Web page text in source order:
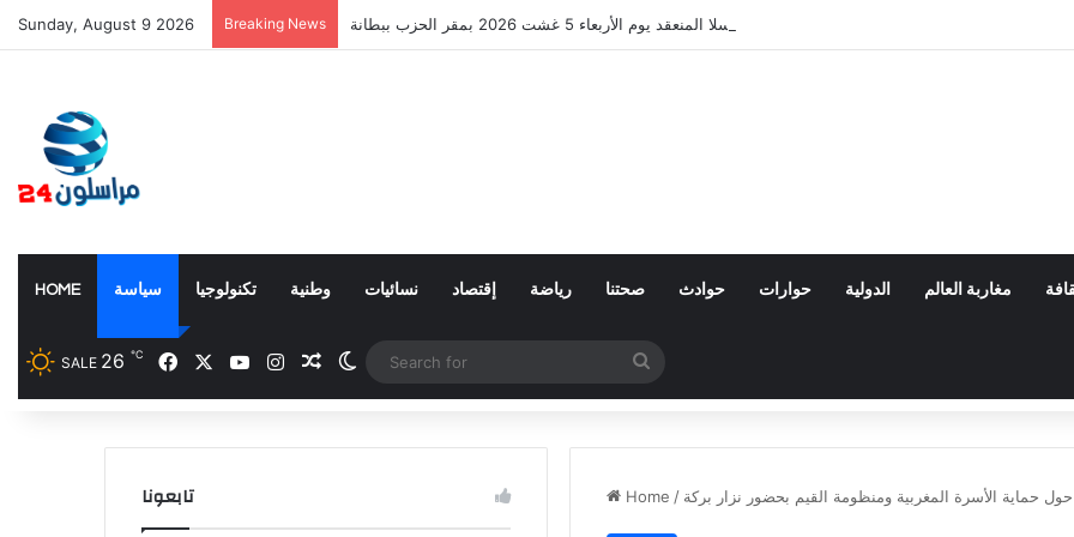
Sunday, August 9 2026 Breaking News مجلس الفرع الإقليمي لحزب التقدم والاشتراكية بسلا المنعقد يوم الأربعاء 5 غشت 2026 بمقر الحزب ببطانة
HOME سياسة تكنولوجيا وطنية نسائيات إقتصاد رياضة صحتنا حوادث حوارات الدولية مغاربة العالم
SALE 26 ℃ Facebook YouTubeInstagramRandom Article
Switch skin
for
Home / حماية الأسرة المغربية ومنظومة القيم بحضور نزار بركة تابعونا